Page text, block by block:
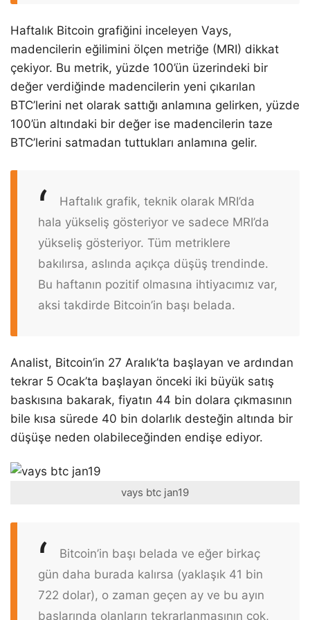
Haftalık Bitcoin grafiğini inceleyen Vays,
madencilerin eğilimini ölçen metriğe (MRI) dikkat
çekiyor. Bu metrik, yüzde 100’ün üzerindeki bir
değer verdiğinde madencilerin yeni çıkarılan
BTC’lerini net olarak sattığı anlamına gelirken, yüzde
100’ün altındaki bir değer ise madencilerin taze
BTC’lerini satmadan tuttukları anlamına gelir.
Haftalık grafik, teknik olarak MRI’da
hala yükseliş gösteriyor ve sadece MRI’da
yükseliş gösteriyor. Tüm metriklere
bakılırsa, aslında açıkça düşüş trendinde.
Bu haftanın pozitif olmasına ihtiyacımız var,
aksi takdirde Bitcoin’in başı belada.
Analist, Bitcoin’in 27 Aralık’ta başlayan ve ardından
tekrar 5 Ocak’ta başlayan önceki iki büyük satış
baskısına bakarak, fiyatın 44 bin dolara çıkmasının
bile kısa sürede 40 bin dolarlık desteğin altında bir
düşüşe neden olabileceğinden endişe ediyor.
vays btc jan19
Bitcoin’in başı belada ve eğer birkaç
gün daha burada kalırsa (yaklaşık 41 bin
722 dolar), o zaman geçen ay ve bu ayın
başlarında olanların tekrarlanmasının çok,